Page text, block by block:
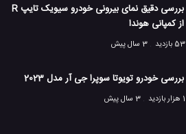
بررسی دقیق نمای بیرونی خودرو سیویک تایپ R
از کمپانی هوندا
53 بازدید
3 سال پیش
بررسی خودرو تویوتا سوپرا جی آر مدل 2023
1 هزار بازدید 3 سال پیش